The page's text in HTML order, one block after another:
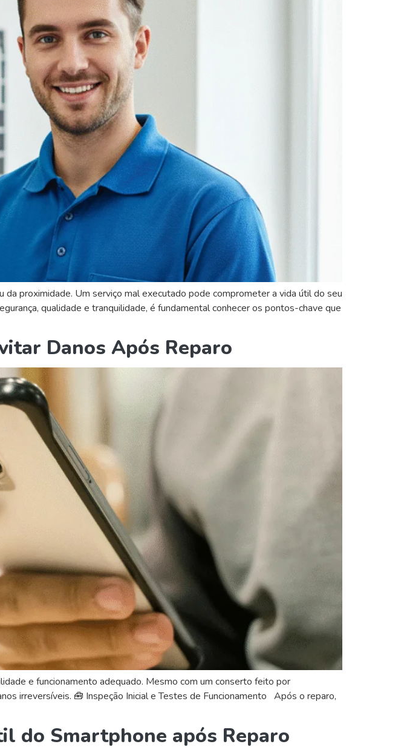
proximidade. Um serviço mal executado pode comprometer a vida útil do seu
qualidade e tranquilidade, é fundamental conhecer os pontos-chave que
Danos Após Reparo
e funcionamento adequado. Mesmo com um conserto feito por
irreversíveis. 🧰 Inspeção Inicial e Testes de Funcionamento Após o reparo,
do Smartphone após Reparo